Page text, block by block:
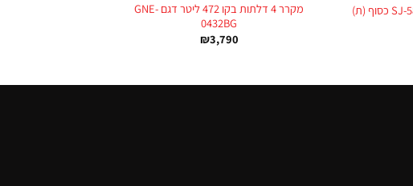
מקרר 4 דלתות בקו 472 ליטר דגם GNE-
0432BG
₪3,790